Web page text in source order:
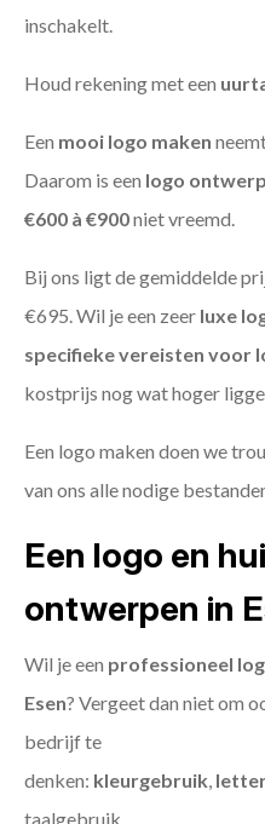
inschakelt.
Houd rekening met een
Een mooi logo maken
Daarom is een logo
€600 à €900niet vreemd.
Bij ons ligt de gemiddelde
€695. Wil je een zeer luxe
specifieke vereisten voor
kostprijs nog wat hoger
Een logo maken doen we
van ons alle nodige
Een logo en
ontwerpen in
Wil je een professioneel
Esen? Vergeet dan niet om
bedrijf te
denken: kleurgebruik,
taalgebruik.